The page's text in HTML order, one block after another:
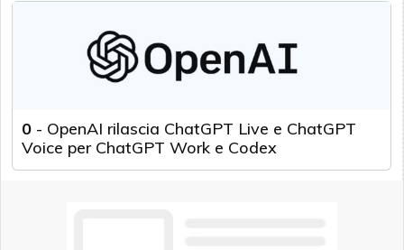
0 - OpenAI rilascia ChatGPT Live e ChatGPT
Voice per ChatGPT Work e Codex